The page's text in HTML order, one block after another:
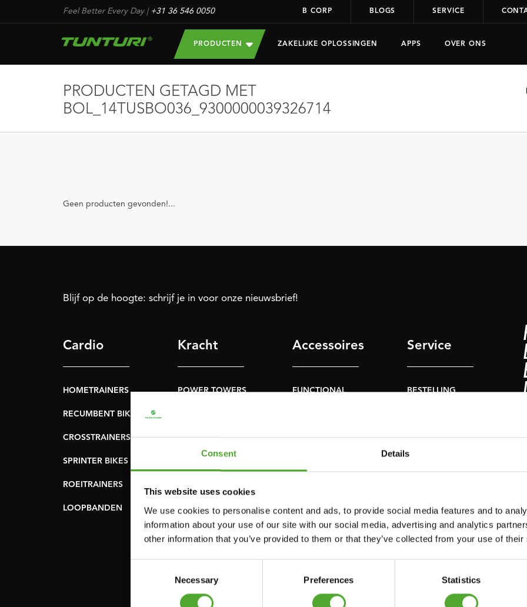
Consent Details
This website uses cookies
We use cookies to personalise content and ads, to provide social media features and to
information about your use of our site with our social media, advertising and analytics
other information that you’ve provided to them or that they’ve collected from your use of
Necessary Preferences Statistics
Feel Better Every Day| +31 36 546 0050 B CORP BLOGS SERVICE
PRODUCTEN ZAKELIJKE OPLOSSINGEN APPS OVER ONS
PRODUCTEN GETAGD MET
BOL_14TUSBO036_9300000039326714
Geen producten gevonden!...
Blijf op de hoogte: schrijf je in voor onze nieuwsbrief!
Cardio
HOMETRAINERS
RECUMBENT BIKES
CROSSTRAINERS
SPRINTER BIKES
ROEITRAINERS
LOOPBANDEN
Kracht
POWER TOWERS
LEVERAGE GYMS
SMITH MACHINES
PULLEY STATIONS
Accessoires
FUNCTIONAL
WEERSTANDSTRAINING
BEHENDIGHEID
GYMBALLEN
MATTEN
Service
BESTELLING
HUIDIGE
OUDE
PRODUCTHANDLEIDINGEN
PROBLEEM MELDEN
LEVERING